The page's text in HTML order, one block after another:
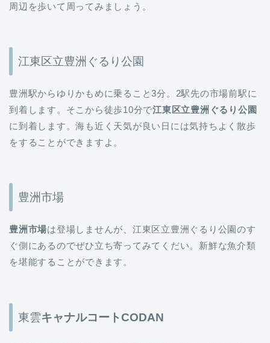
周辺を歩いて周ってみましょう。
江東区立豊洲ぐるり公園
豊洲駅からゆりかもめに乗ること3分。2駅先の市場前駅に
到着します。そこから徒歩10分で江東区立豊洲ぐるり公園
に到着します。海も近く天気が良い日には気持ちよく散歩
をすることができますよ。
豊洲市場
豊洲市場は登場しませんが、江東区立豊洲ぐるり公園のす
ぐ側にあるのでぜひ立ち寄ってみてくだい。新鮮な魚介類
を堪能することができます。
東雲キャナルコートCODAN